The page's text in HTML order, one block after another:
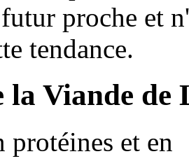
proche et
tendance.
la Viande de
protéines et en